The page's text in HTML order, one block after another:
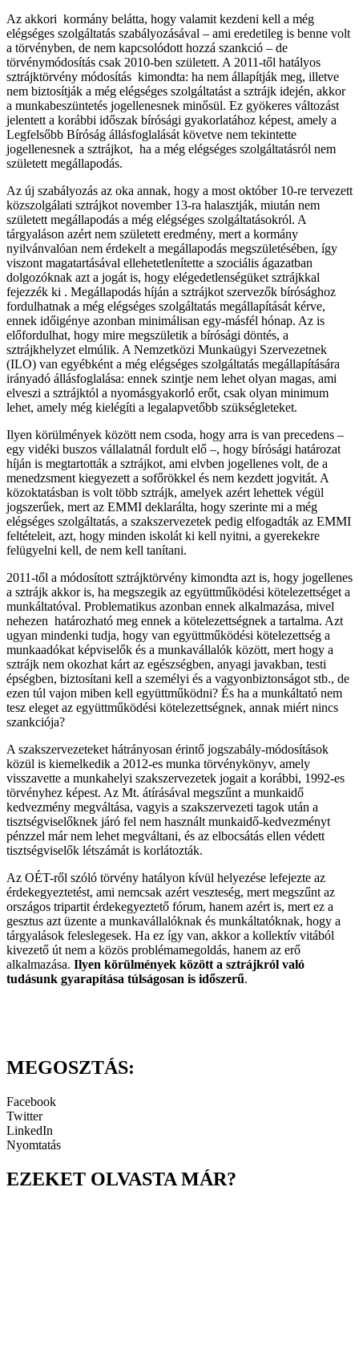
Az akkori kormány belátta, hogy valamit kezdeni kell a még
elégséges szolgáltatás szabályozásával – ami eredetileg is benne volt
a törvényben, de nem kapcsolódott hozzá szankció – de
törvénymódosítás csak 2010-ben született. A 2011-től hatályos
sztrájktörvény módosítás kimondta: ha nem állapítják meg, illetve
nem biztosítják a még elégséges szolgáltatást a sztrájk idején, akkor
a munkabeszüntetés jogellenesnek minősül. Ez gyökeres változást
jelentett a korábbi időszak bírósági gyakorlatához képest, amely a
Legfelsőbb Bíróság állásfoglalását követve nem tekintette
jogellenesnek a sztrájkot, ha a még elégséges szolgáltatásról nem
született megállapodás.
Az új szabályozás az oka annak, hogy a most október 10-re tervezett
közszolgálati sztrájkot november 13-ra halasztják, miután nem
született megállapodás a még elégséges szolgáltatásokról. A
tárgyaláson azért nem született eredmény, mert a kormány
nyilvánvalóan nem érdekelt a megállapodás megszületésében, így
viszont magatartásával ellehetetlenítette a szociális ágazatban
dolgozóknak azt a jogát is, hogy elégedetlenségüket sztrájkkal
fejezzék ki . Megállapodás híján a sztrájkot szervezők bírósághoz
fordulhatnak a még elégséges szolgáltatás megállapítását kérve,
ennek időigénye azonban minimálisan egy-másfél hónap. Az is
előfordulhat, hogy mire megszületik a bírósági döntés, a
sztrájkhelyzet elmúlik. A Nemzetközi Munkaügyi Szervezetnek
(ILO) van egyébként a még elégséges szolgáltatás megállapítására
irányadó állásfoglalása: ennek szintje nem lehet olyan magas, ami
elveszi a sztrájktól a nyomásgyakorló erőt, csak olyan minimum
lehet, amely még kielégíti a legalapvetőbb szükségleteket.
Ilyen körülmények között nem csoda, hogy arra is van precedens –
egy vidéki buszos vállalatnál fordult elő –, hogy bírósági határozat
híján is megtartották a sztrájkot, ami elvben jogellenes volt, de a
menedzsment kiegyezett a sofőrökkel és nem kezdett jogvitát. A
közoktatásban is volt több sztrájk, amelyek azért lehettek végül
jogszerűek, mert az EMMI deklarálta, hogy szerinte mi a még
elégséges szolgáltatás, a szakszervezetek pedig elfogadták az EMMI
feltételeit, azt, hogy minden iskolát ki kell nyitni, a gyerekekre
felügyelni kell, de nem kell tanítani.
2011-től a módosított sztrájktörvény kimondta azt is, hogy jogellenes
a sztrájk akkor is, ha megszegik az együttműködési kötelezettséget a
munkáltatóval. Problematikus azonban ennek alkalmazása, mivel
nehezen határozható meg ennek a kötelezettségnek a tartalma. Azt
ugyan mindenki tudja, hogy van együttműködési kötelezettség a
munkaadókat képviselők és a munkavállalók között, mert hogy a
sztrájk nem okozhat kárt az egészségben, anyagi javakban, testi
épségben, biztosítani kell a személyi és a vagyonbiztonságot stb., de
ezen túl vajon miben kell együttműködni? És ha a munkáltató nem
tesz eleget az együttműködési kötelezettségnek, annak miért nincs
szankciója?
A szakszervezeteket hátrányosan érintő jogszabály-módosítások
közül is kiemelkedik a 2012-es munka törvénykönyv, amely
visszavette a munkahelyi szakszervezetek jogait a korábbi, 1992-es
törvényhez képest. Az Mt. átírásával megszűnt a munkaidő
kedvezmény megváltása, vagyis a szakszervezeti tagok után a
tisztségviselőknek járó fel nem használt munkaidő-kedvezményt
pénzzel már nem lehet megváltani, és az elbocsátás ellen védett
tisztségviselők létszámát is korlátozták.
Az OÉT-ről szóló törvény hatályon kívül helyezése lefejezte az
érdekegyeztetést, ami nemcsak azért veszteség, mert megszűnt az
országos tripartit érdekegyeztető fórum, hanem azért is, mert ez a
gesztus azt üzente a munkavállalóknak és munkáltatóknak, hogy a
tárgyalások feleslegesek. Ha ez így van, akkor a kollektív vitából
kivezető út nem a közös problémamegoldás, hanem az erő
alkalmazása. Ilyen körülmények között a sztrájkról való
tudásunk gyarapítása túlságosan is időszerű.
MEGOSZTÁS:
Facebook
Twitter
LinkedIn
Nyomtatás
EZEKET OLVASTA MÁR?